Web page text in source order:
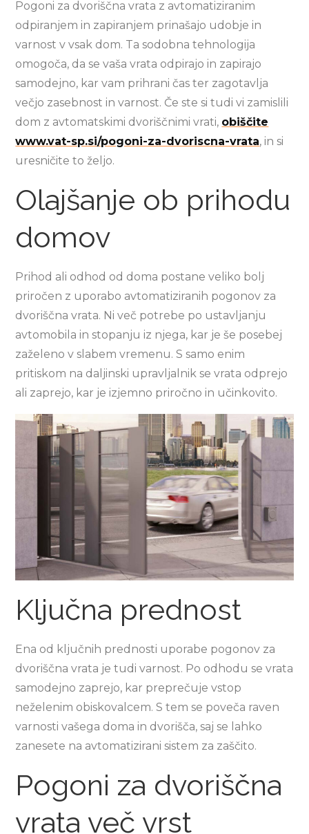
Pogoni za dvoriščna vrata z avtomatiziranim
odpiranjem in zapiranjem prinašajo udobje in
varnost v vsak dom. Ta sodobna tehnologija
omogoča, da se vaša vrata odpirajo in zapirajo
samodejno, kar vam prihrani čas ter zagotavlja
večjo zasebnost in varnost. Če ste si tudi vi zamislili
dom z avtomatskimi dvoriščnimi vrati, obiščite
www.vat-sp.si/pogoni-za-dvoriscna-vrata, in si
uresničite to željo.
Olajšanje ob prihodu
domov
Prihod ali odhod od doma postane veliko bolj
priročen z uporabo avtomatiziranih pogonov za
dvoriščna vrata. Ni več potrebe po ustavljanju
avtomobila in stopanju iz njega, kar je še posebej
zaželeno v slabem vremenu. S samo enim
pritiskom na daljinski upravljalnik se vrata odprejo
ali zaprejo, kar je izjemno priročno in učinkovito.
Ključna prednost
Ena od ključnih prednosti uporabe pogonov za
dvoriščna vrata je tudi varnost. Po odhodu se vrata
samodejno zaprejo, kar preprečuje vstop
neželenim obiskovalcem. S tem se poveča raven
varnosti vašega doma in dvorišča, saj se lahko
zanesete na avtomatizirani sistem za zaščito.
Pogoni za dvoriščna
vrata več vrst